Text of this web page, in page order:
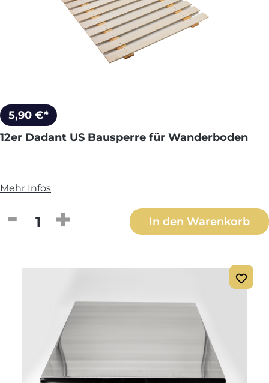
5,90 €*
12er Dadant US Bausperre für Wanderboden
Mehr Infos
Produkt Anzahl: Gib den gewünschten
In den Warenkorb